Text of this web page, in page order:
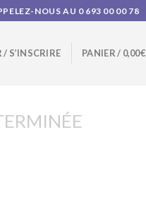
NOUS AU 0 693 00 00 78
/ S’INSCRIRE PANIER / 0,00€